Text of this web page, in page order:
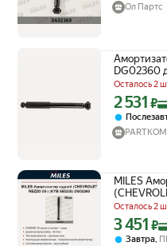
Ол Партс
DG02360
Осталось 2
Цена с
2 531 ₽
MILES
DG02360
Осталось 2
Цена с
3 451 ₽
Завтра